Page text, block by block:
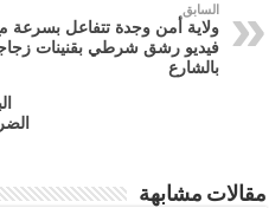
السابق
ولاية أمن وجدة تتفاعل بسرعة
فيديو رشق شرطي بقنينات
بالشارع
مقالات مشابهة